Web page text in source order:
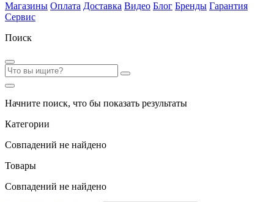
Магазины Оплата Доставка Видео Блог Бренды Гарантия
Сервис
Поиск
Начните поиск, что бы показать результаты
Категории
Совпадений не найдено
Товары
Совпадений не найдено